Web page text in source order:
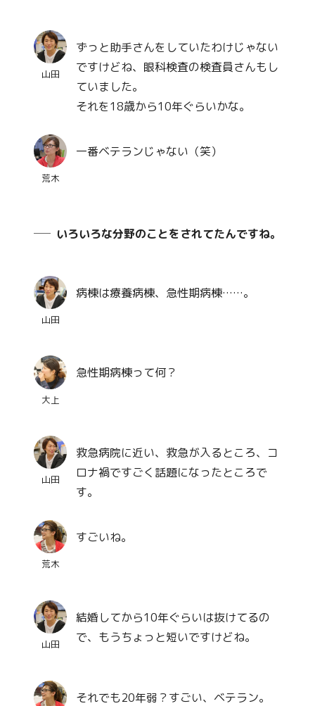
山田
ずっと助手さんをしていたわけじゃない
ですけどね、眼科検査の検査員さんもし
ていました。
それを18歳から10年ぐらいかな。
荒木
一番ベテランじゃない（笑）
いろいろな分野のことをされてたんですね。
山田
病棟は療養病棟、急性期病棟……。
大上
急性期病棟って何？
山田
救急病院に近い、救急が入るところ、コ
ロナ禍ですごく話題になったところで
す。
荒木
すごいね。
山田
結婚してから10年ぐらいは抜けてるの
で、もうちょっと短いですけどね。
それでも20年弱？すごい、ベテラン。